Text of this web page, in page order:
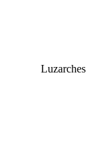
Luzarches